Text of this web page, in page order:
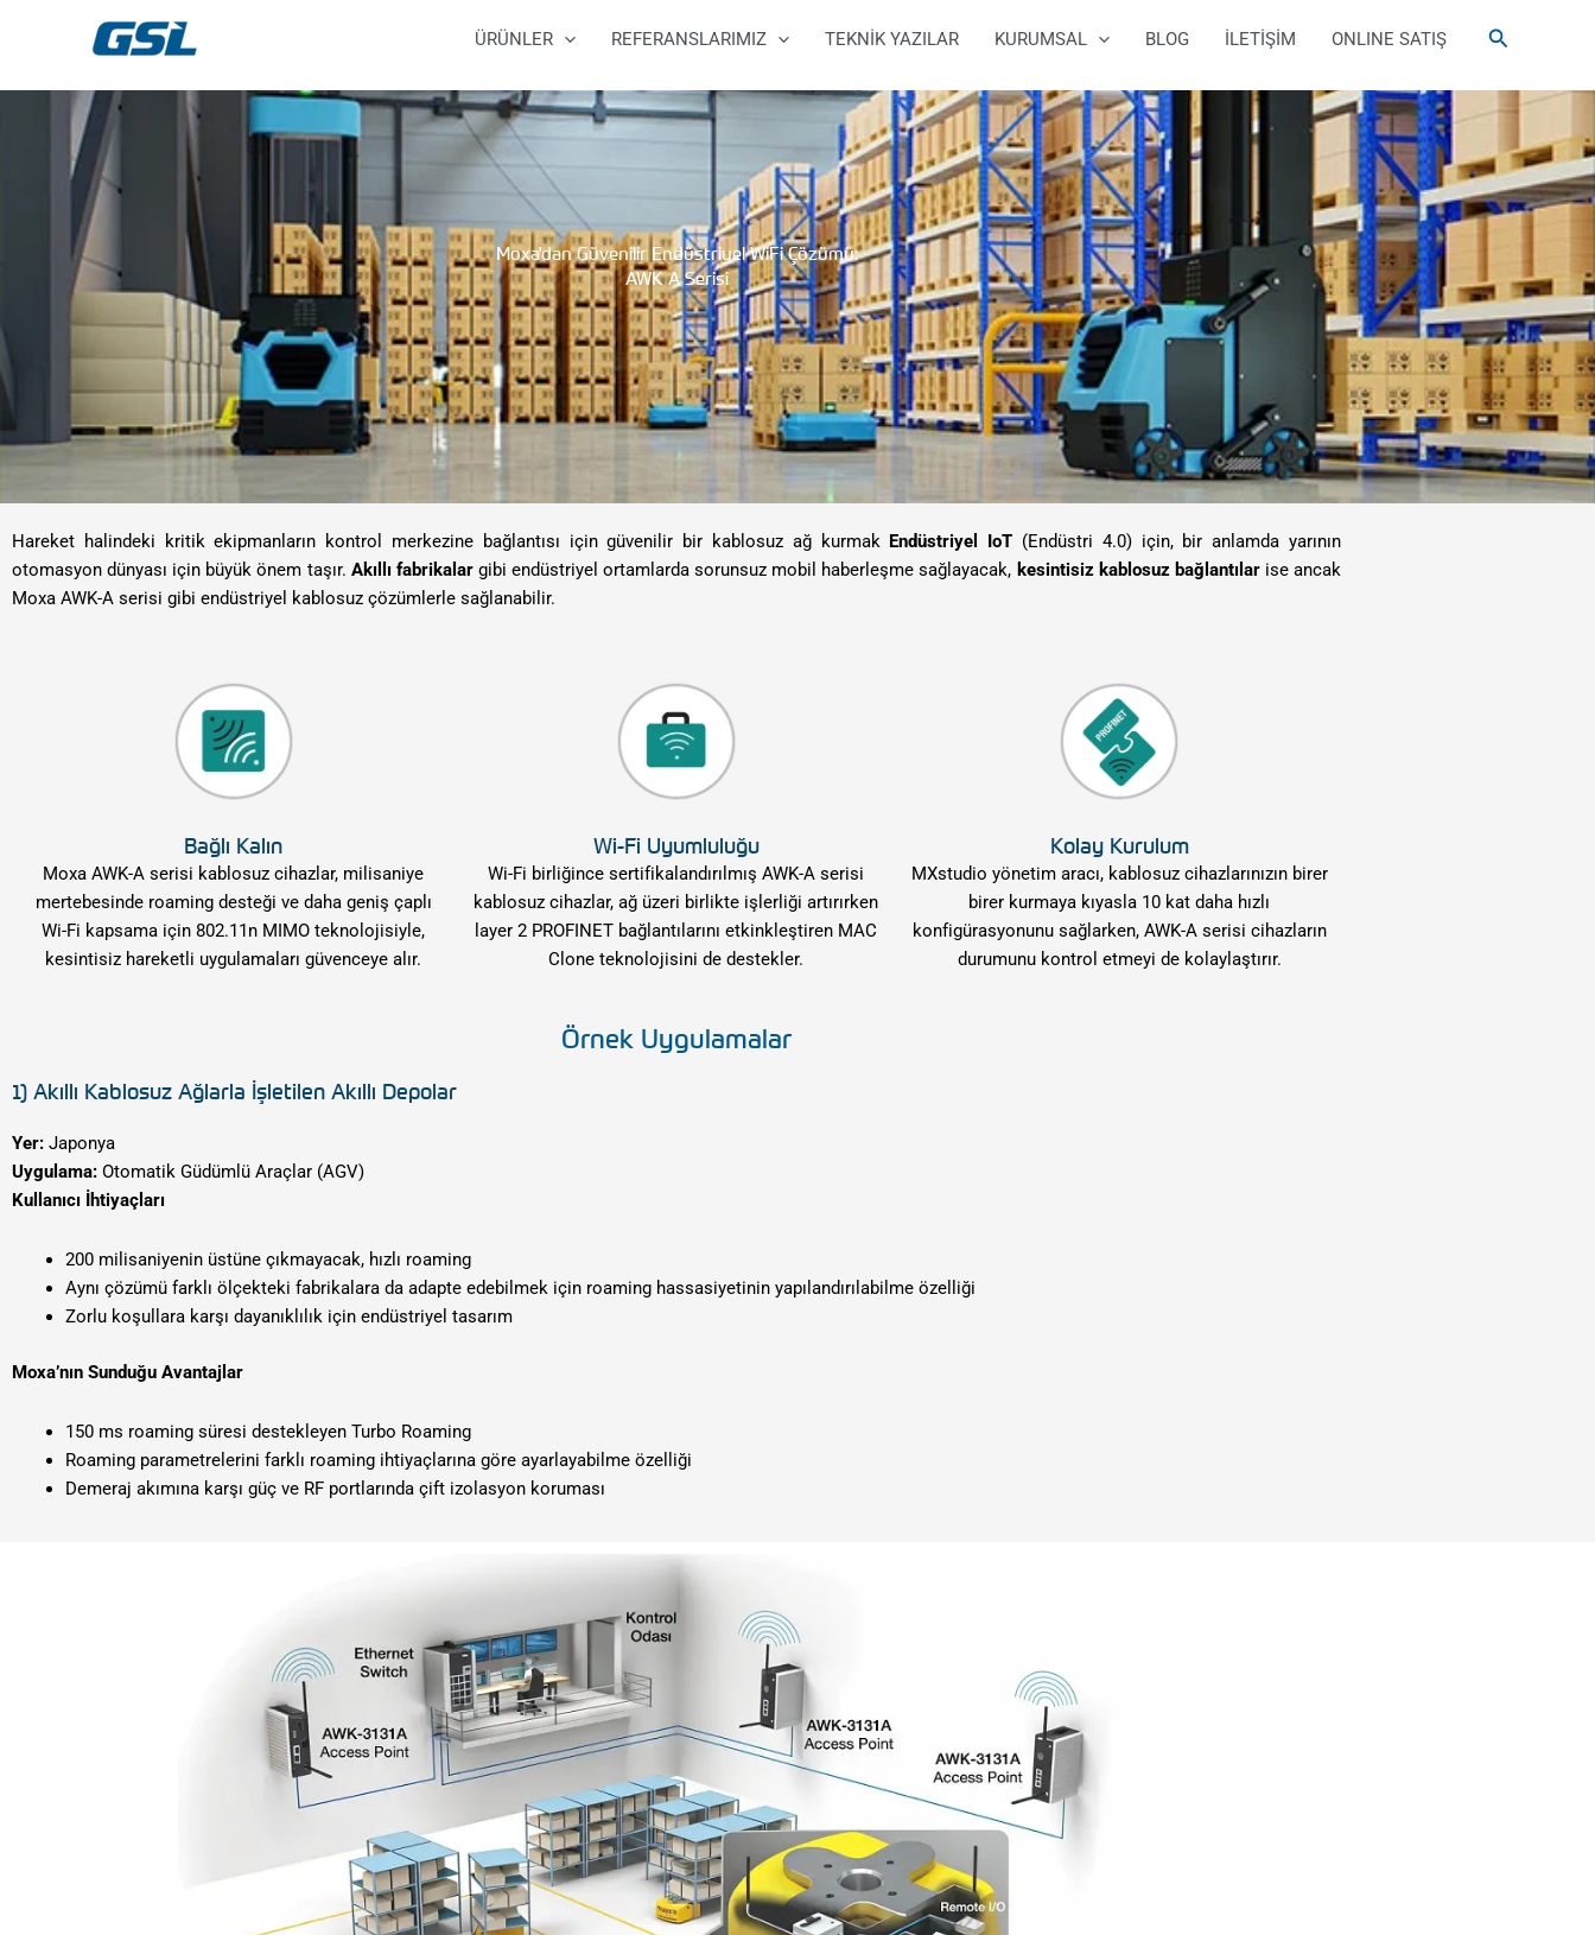
ÜRÜNLER REFERANSLARIMIZ TEKNİK YAZILAR KURUMSAL BLOG İLETİŞİM ONLINE SATIŞ Arama
Moxa'dan Güvenilir Endüstriyel WiFi Çözümü:
AWK A Serisi
Hareket halindeki kritik ekipmanların kontrol merkezine bağlantısı için güvenilir bir kablosuz ağ kurmak Endüstriyel IoT (Endüstri 4.0) için, bir anlamda yarının
otomasyon dünyası için büyük önem taşır. Akıllı fabrikalargibi endüstriyel ortamlarda sorunsuz mobil haberleşme sağlayacak, kesintisiz kablosuz bağlantılarise ancak
Moxa AWK-A serisi gibi endüstriyel kablosuz çözümlerle sağlanabilir.
Bağlı Kalın
Moxa AWK-A serisi kablosuz cihazlar, milisaniye
mertebesinde roaming desteği ve daha geniş çaplı
Wi-Fi kapsama için 802.11n MIMO teknolojisiyle,
kesintisiz hareketli uygulamaları güvenceye alır.
Wi-Fi Uyumluluğu
Wi-Fi birliğince sertifikalandırılmış AWK-A serisi
kablosuz cihazlar, ağ üzeri birlikte işlerliği artırırken
layer 2 PROFINET bağlantılarını etkinkleştiren MAC
Clone teknolojisini de destekler.
Kolay Kurulum
MXstudio yönetim aracı, kablosuz cihazlarınızın birer
birer kurmaya kıyasla 10 kat daha hızlı
konfigürasyonunu sağlarken, AWK-A serisi cihazların
durumunu kontrol etmeyi de kolaylaştırır.
Örnek Uygulamalar
1) Akıllı Kablosuz Ağlarla İşletilen Akıllı Depolar
Yer: Japonya
Uygulama: Otomatik Güdümlü Araçlar (AGV)
Kullanıcı İhtiyaçları
200 milisaniyenin üstüne çıkmayacak, hızlı roaming
Aynı çözümü farklı ölçekteki fabrikalara da adapte edebilmek için roaming hassasiyetinin yapılandırılabilme özelliği
Zorlu koşullara karşı dayanıklılık için endüstriyel tasarım
Moxa’nın Sunduğu Avantajlar
150 ms roaming süresi destekleyen Turbo Roaming
Roaming parametrelerini farklı roaming ihtiyaçlarına göre ayarlayabilme özelliği
Demeraj akımına karşı güç ve RF portlarında çift izolasyon koruması